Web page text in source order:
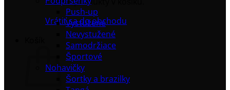
Vrátiť sa do obchodu
Push-up
Vystužené
Nevystužené
Samodržiace
Športové
Nohavičky
Šortky a brazilky